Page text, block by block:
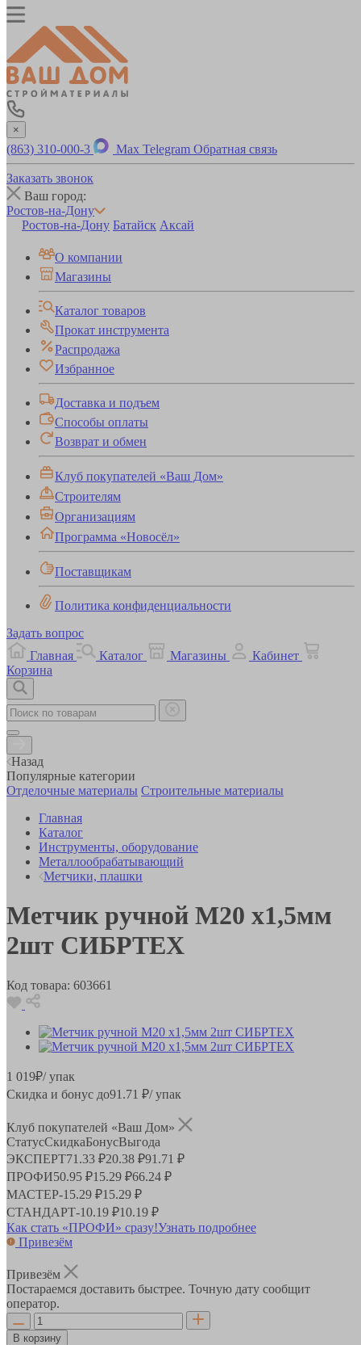
×
(863) 310-000-3 Max Telegram Обратная связь
Заказать звонок
Ваш город:
Ростов-на-Дону
Ростов-на-Дону Батайск Аксай
О компании
Магазины
Каталог товаров
Прокат инструмента
Распродажа
Избранное
Доставка и подъем
Способы оплаты
Возврат и обмен
Клуб покупателей «Ваш Дом»
Строителям
Организациям
Программа «Новосёл»
Поставщикам
Политика конфиденциальности
Задать вопрос
Главная
Каталог Магазины
Кабинет
Корзина
Назад
Популярные категории
Отделочные материалы Строительные материалы
Главная
Каталог
Инструменты, оборудование
Металлообрабатывающий
Метчики, плашки
Метчик ручной М20 х1,5мм
2шт СИБРТЕХ
Код товара: 603661
1 019₽/ упак
Скидка и бонус до91.71 ₽/ упак
Клуб покупателей «Ваш Дом»
СтатусСкидкаБонусВыгода
ЭКСПЕРТ71.33 ₽20.38 ₽91.71 ₽
ПРОФИ50.95 ₽15.29 ₽66.24 ₽
МАСТЕР-15.29 ₽15.29 ₽
СТАНДАРТ-10.19 ₽10.19 ₽
Как стать «ПРОФИ» сразу!Узнать подробнее
Привезём
Привезём
Постараемся доставить быстрее. Точную дату сообщит
оператор.
В корзину